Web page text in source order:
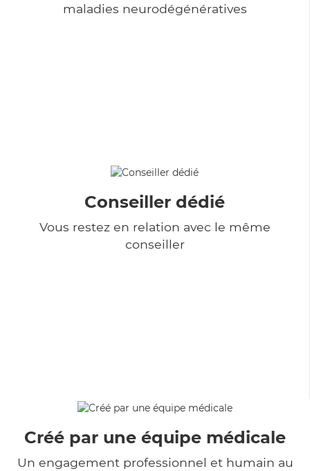
maladies neurodégénératives
Conseiller dédié
Vous restez en relation avec le même
conseiller
Créé par une équipe médicale
Un engagement professionnel et humain au